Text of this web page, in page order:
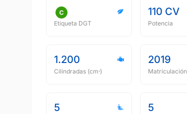
Etiqueta DGT
110 CV
Potencia
1.200
Cilindradas (cmᵌ)
2019
Matriculación
5 5